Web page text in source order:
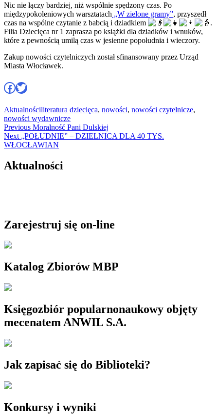
Nic nie łączy bardziej, niż wspólnie spędzony czas. Po
międzypokoleniowych warsztatach „W zielone gramy”, przyszedł
czas na wspólne czytanie z babcią i dziadkiem
.
Filia Dziecięca nr 1 zaprasza po książki dla dziadków i wnuków,
które z pewnością umilą czas w jesienne popołudnia i wieczory.
Zakup nowości czytelniczych został sfinansowany przez Urząd
Miasta Włocławek.
Facebook
Twitter
Aktualnościliteratura dziecięca, nowości, nowości czytelnicze,
nowości wydawnicze
Nawigacja
wpisu
Previous Previous
post:
Moralność Pani Dulskiej
Next
Next
post:
„POŁUDNIE” – DZIELNICA DLA 40 TYS.
WŁOCŁAWIAN
Aktualności
Zarejestruj się on-line
Katalog Zbiorów MBP
Księgozbiór popularnonaukowy objęty
mecenatem ANWIL S.A.
Jak zapisać się do Biblioteki?
Konkursy i wyniki